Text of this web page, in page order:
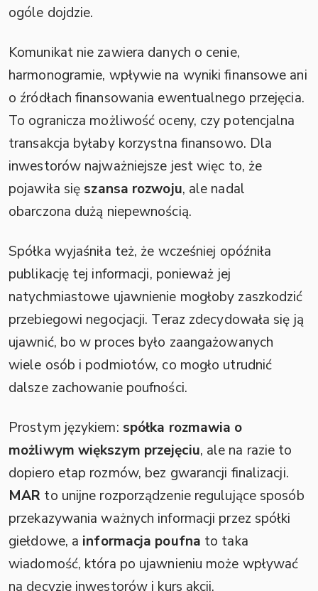
ogóle dojdzie.
Komunikat nie zawiera danych o cenie,
harmonogramie, wpływie na wyniki finansowe ani
o źródłach finansowania ewentualnego przejęcia.
To ogranicza możliwość oceny, czy potencjalna
transakcja byłaby korzystna finansowo. Dla
inwestorów najważniejsze jest więc to, że
pojawiła się szansa rozwoju, ale nadal
obarczona dużą niepewnością.
Spółka wyjaśniła też, że wcześniej opóźniła
publikację tej informacji, ponieważ jej
natychmiastowe ujawnienie mogłoby zaszkodzić
przebiegowi negocjacji. Teraz zdecydowała się ją
ujawnić, bo w proces było zaangażowanych
wiele osób i podmiotów, co mogło utrudnić
dalsze zachowanie poufności.
Prostym językiem: spółka rozmawia o
możliwym większym przejęciu, ale na razie to
dopiero etap rozmów, bez gwarancji finalizacji.
MAR to unijne rozporządzenie regulujące sposób
przekazywania ważnych informacji przez spółki
giełdowe, a informacja poufna to taka
wiadomość, która po ujawnieniu może wpływać
na decyzje inwestorów i kurs akcji.